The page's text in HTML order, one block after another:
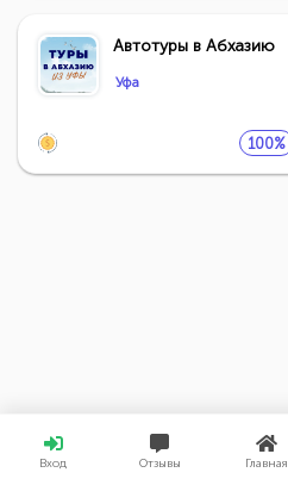
Вход Отзывы Главная
Автотуры в Абхазию
Уфа
100%